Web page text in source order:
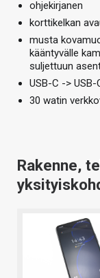
ohjekirjanen
korttikelkan
musta
kääntyvälle
suljettuun
USB-C -> USB-
30 watin
Rakenne,